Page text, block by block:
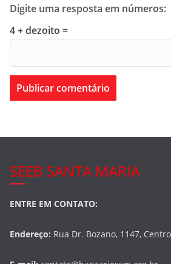
Digite uma resposta em números:
4 + dezoito =
SEEB SANTA MARIA
ENTRE EM CONTATO:
Endereço: Rua Dr. Bozano, 1147,